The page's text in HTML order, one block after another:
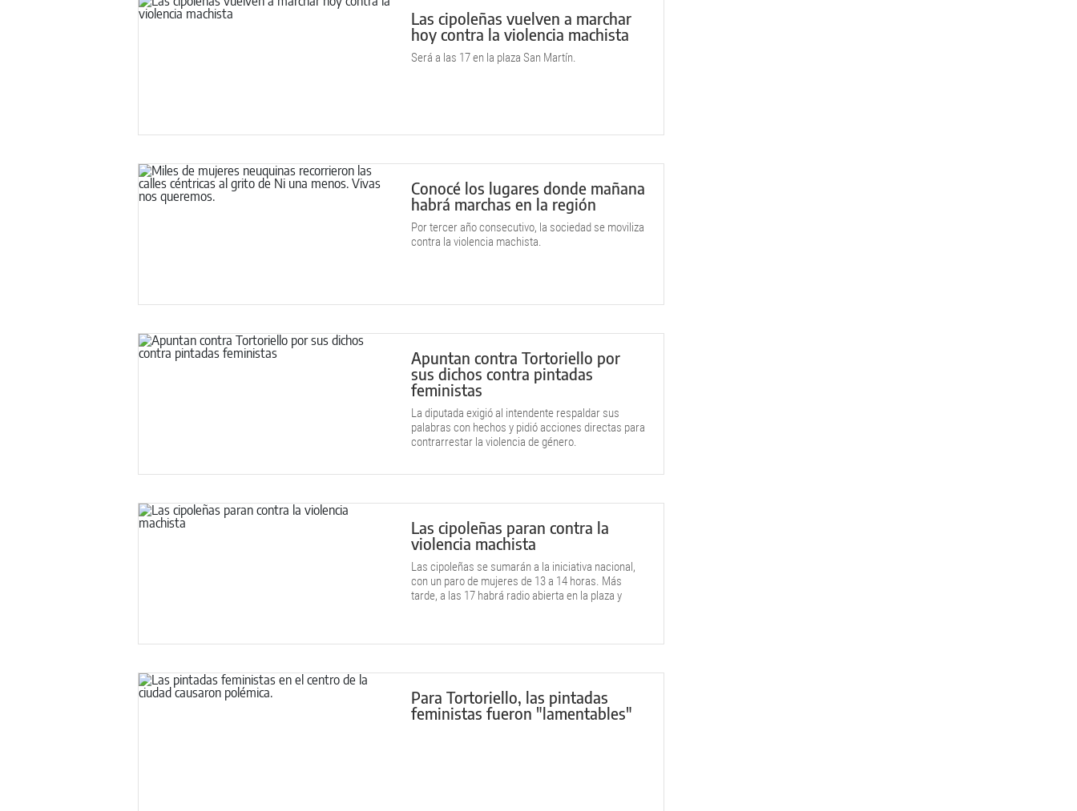
Las cipoleñas vuelven a marchar
hoy contra la violencia machista
Será a las 17 en la plaza San Martín.
Conocé los lugares donde mañana
habrá marchas en la región
Por tercer año consecutivo, la sociedad se moviliza
contra la violencia machista.
Apuntan contra Tortoriello por
sus dichos contra pintadas
feministas
La diputada exigió al intendente respaldar sus
palabras con hechos y pidió acciones directas para
contrarrestar la violencia de género.
Las cipoleñas paran contra la
violencia machista
Las cipoleñas se sumarán a la iniciativa nacional,
con un paro de mujeres de 13 a 14 horas. Más
tarde, a las 17 habrá radio abierta en la plaza y
Para Tortoriello, las pintadas
feministas fueron "lamentables"